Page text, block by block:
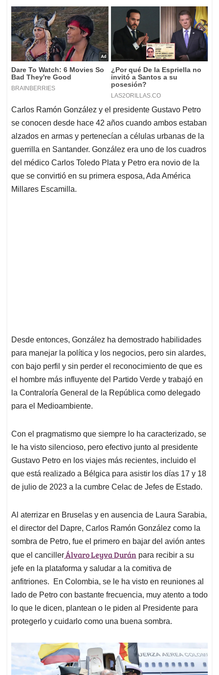
Carlos Ramón González y el presidente Gustavo Petro
se conocen desde hace 42 años cuando ambos estaban
alzados en armas y pertenecían a células urbanas de la
guerrilla en Santander. González era uno de los cuadros
del médico Carlos Toledo Plata y Petro era novio de la
que se convirtió en su primera esposa, Ada América
Millares Escamilla.
Desde entonces, González ha demostrado habilidades
para manejar la política y los negocios, pero sin alardes,
con bajo perfil y sin perder el reconocimiento de que es
el hombre más influyente del Partido Verde y trabajó en
la Contraloría General de la República como delegado
para el Medioambiente.
Con el pragmatismo que siempre lo ha caracterizado, se
le ha visto silencioso, pero efectivo junto al presidente
Gustavo Petro en los viajes más recientes, incluido el
que está realizado a Bélgica para asistir los días 17 y 18
de julio de 2023 a la cumbre Celac de Jefes de Estado.
Al aterrizar en Bruselas y en ausencia de Laura Sarabia,
el director del Dapre, Carlos Ramón González como la
sombra de Petro, fue el primero en bajar del avión antes
que el cancillerÁlvaro Leyva Durán para recibir a su
jefe en la plataforma y saludar a la comitiva de
anfitriones. En Colombia, se le ha visto en reuniones al
lado de Petro con bastante frecuencia, muy atento a todo
lo que le dicen, plantean o le piden al Presidente para
protegerlo y cuidarlo como una buena sombra.